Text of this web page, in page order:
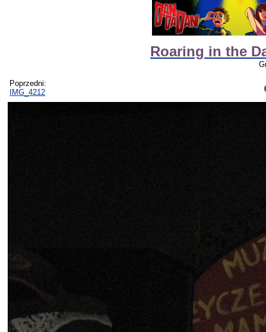
Roaring in the
Poprzedni:
IMG_4212